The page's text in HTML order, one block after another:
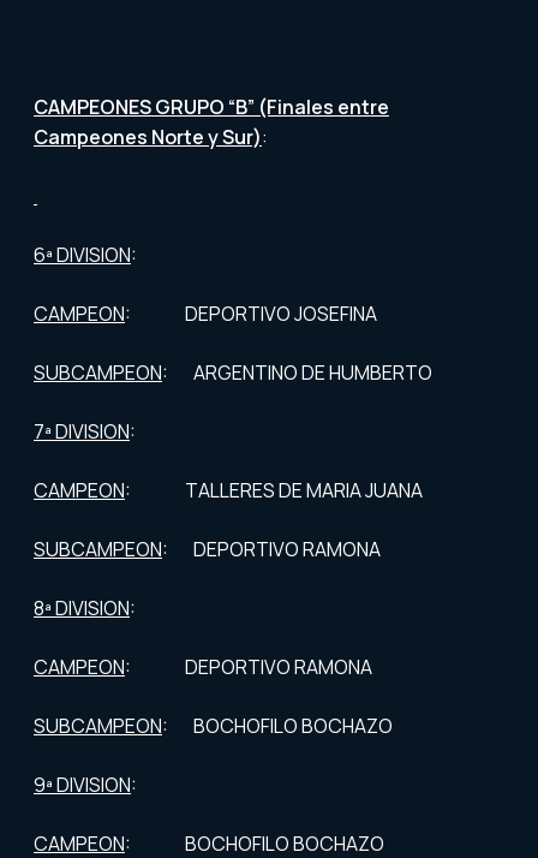
CAMPEONES GRUPO “B” (Finales entre
Campeones Norte y Sur):
6ª DIVISION:
CAMPEON: DEPORTIVO JOSEFINA
SUBCAMPEON: ARGENTINO DE HUMBERTO
7ª DIVISION:
CAMPEON: TALLERES DE MARIA JUANA
SUBCAMPEON: DEPORTIVO RAMONA
8ª DIVISION:
CAMPEON: DEPORTIVO RAMONA
SUBCAMPEON: BOCHOFILO BOCHAZO
9ª DIVISION:
CAMPEON: BOCHOFILO BOCHAZO